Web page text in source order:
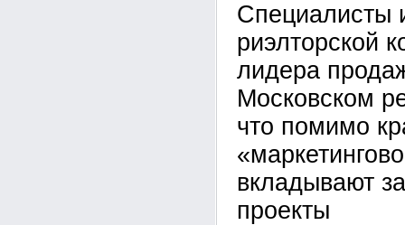
Специалисты
риэлторской
лидера
Московском
что помимо
вкладывают
проекты